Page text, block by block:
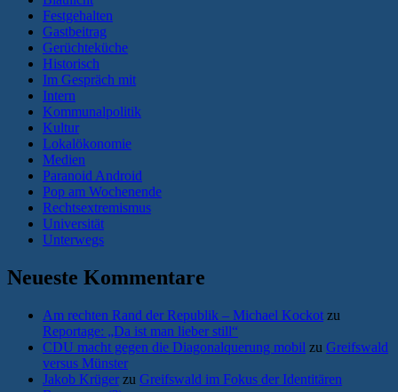
Festgehalten
Gastbeitrag
Gerüchteküche
Historisch
Im Gespräch mit
Intern
Kommunalpolitik
Kultur
Lokalökonomie
Medien
Paranoid Android
Pop am Wochenende
Rechtsextremismus
Universität
Unterwegs
Neueste Kommentare
Am rechten Rand der Republik – Michael Kockot zu
Reportage: „Da ist man lieber still“
CDU macht gegen die Diagonalquerung mobil zu Greifswald
versus Münster
Jakob Krüger zu Greifswald im Fokus der Identitären